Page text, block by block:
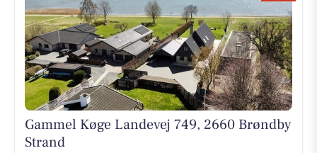
Gammel Køge Landevej 749, 2660 Brøndby
Strand